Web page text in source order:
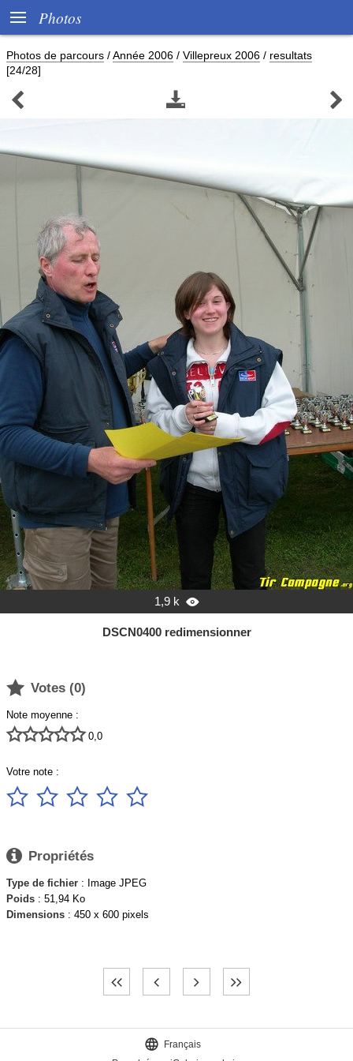
 Photos
Photos de parcours /Année 2006 / Villepreux 2006 / resultats
[24/28]
  
1,9 k 
DSCN0400 redimensionner
 Votes (0)
Note moyenne :
 0,0
Votre note :
    
 Propriétés
Type de fichier : Image JPEG
Poids : 51,94 Ko
Dimensions : 450 x 600 pixels

Français